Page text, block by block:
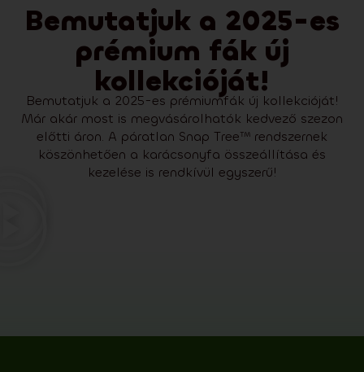
Bemutatjuk a 2025-es
prémium fák új
kollekcióját!
Bemutatjuk a 2025-es prémiumfák új kollekcióját!
Már akár most is megvásárolhatók kedvező szezon
előtti áron. A páratlan Snap Tree™ rendszernek
köszönhetően a karácsonyfa összeállítása és
kezelése is rendkívül egyszerű!